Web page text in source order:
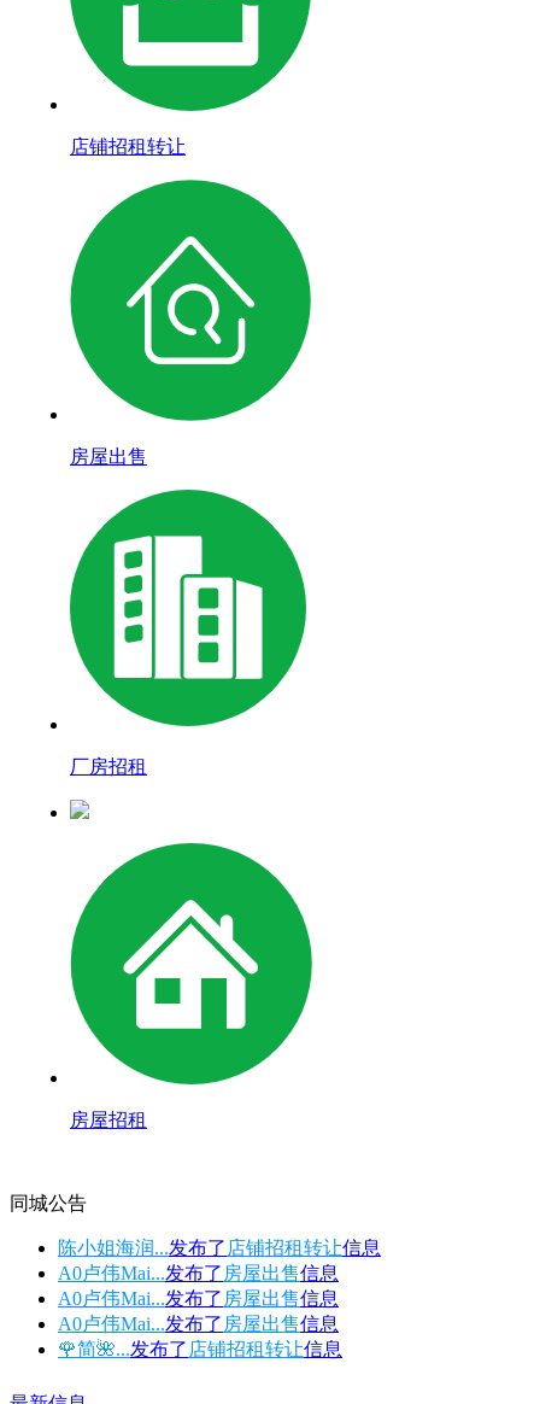
店铺招租转让
房屋出售
厂房招租
房屋招租
同城公告
陈小姐海润...发布了 店铺招租转让信息
A0卢伟Mai...发布了 房屋出售信息
A0卢伟Mai...发布了 房屋出售信息
A0卢伟Mai...发布了 房屋出售信息
🌹简🌺...发布了 店铺招租转让信息